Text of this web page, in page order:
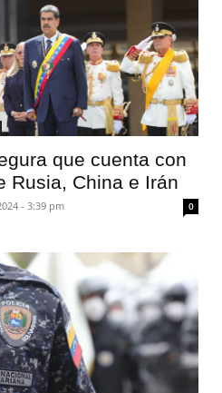
que cuenta con
Rusia, China e Irán
- 3:39 pm 0